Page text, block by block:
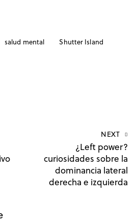
salud mental Shutter Island
NEXT
¿Left power?
curiosidades sobre la
dominancia lateral
derecha e izquierda